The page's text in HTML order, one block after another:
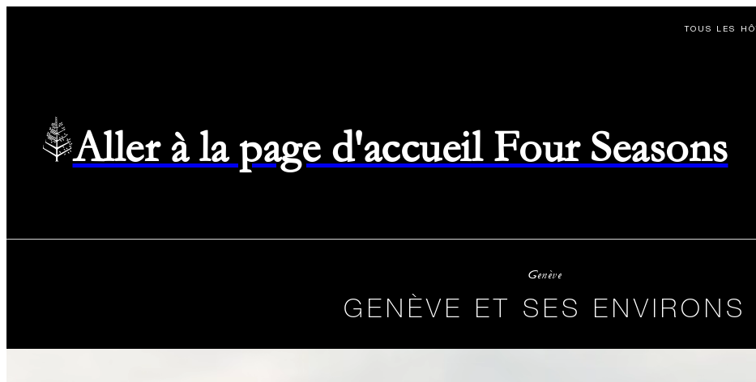
TOUS LES
Aller à la page d'accueil Four Seasons
Genève
GENÈVE ET SES ENVIRONS